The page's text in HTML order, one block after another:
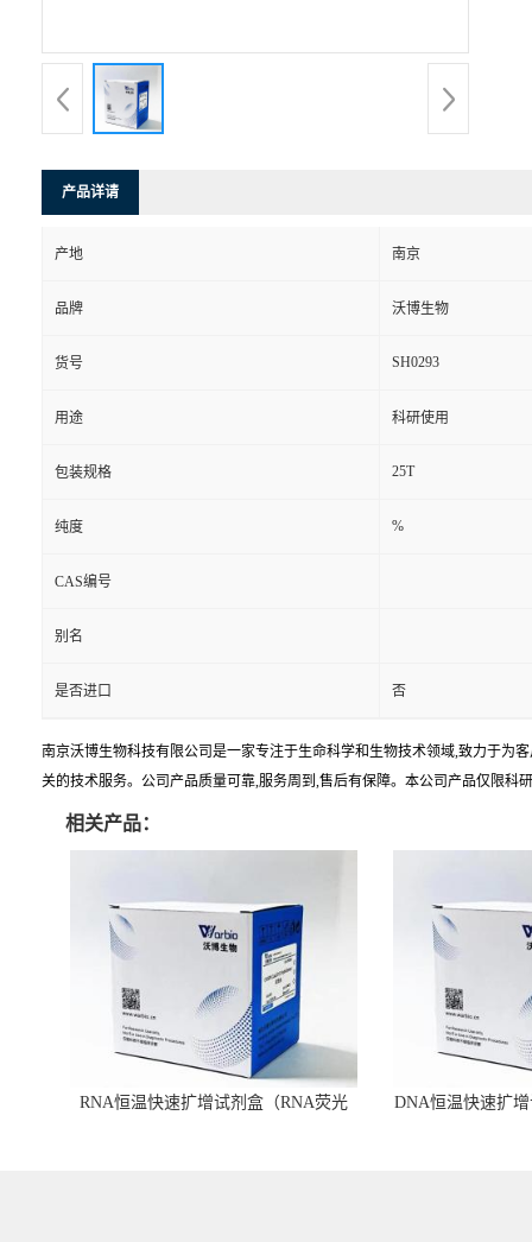
产品详请
产地 南京
品牌 沃博生物
货号 SH0293
用途 科研使用
包装规格 25T
纯度 %
CAS编号
别名
是否进口 否
南京沃博生物科技有限公司是一家专注于生命科学和生物技术领域,致力于为
关的技术服务。公司产品质量可靠,服务周到,售后有保障。本公司产品仅限科
相关产品：
RNA恒温快速扩增试剂盒（RNA荧光
DNA恒温快速扩